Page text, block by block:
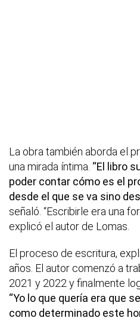
La obra también aborda el
una mirada íntima. “El libro
poder contar cómo es el
desde el que se va sino
señaló. “Escribirle era una
explicó el autor de Lomas.
El proceso de escritura,
años. El autor comenzó a
2021 y 2022 y finalmente
“Yo lo que quería era que
como determinado este